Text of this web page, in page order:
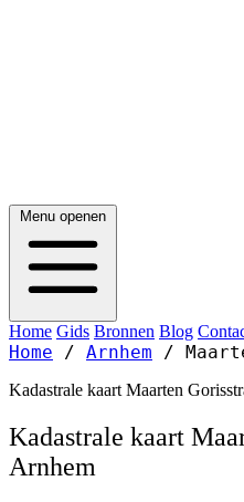
Menu openen
Home Gids Bronnen Blog
Home / Arnhem /
Kadastrale kaart Maarten
Kadastrale kaart
Arnhem